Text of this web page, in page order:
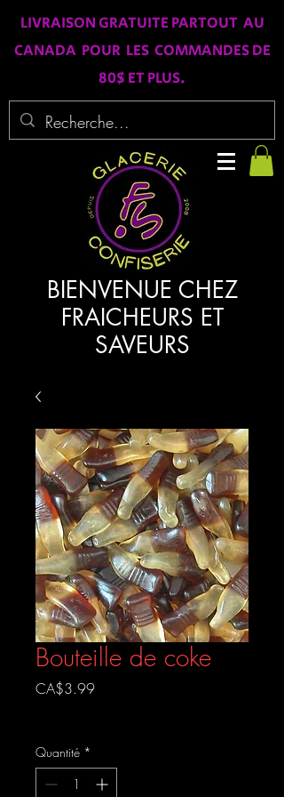
LIVRAISON GRATUITE PARTOUT AU
CANADA POUR LES COMMANDES DE
80$ ET PLUS.
BIENVENUE CHEZ
FRAICHEURS ET
SAVEURS
Bouteille de coke
CA$3.99Prix
Quantité *